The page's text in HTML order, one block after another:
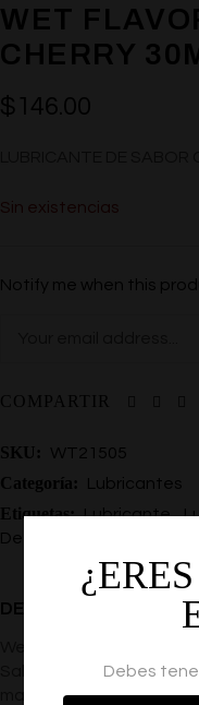
WET
CHERRY
$ 146.00
Sin existencias
Notify me when this
COMPARTIR
SKU: WT21505
Categoría: Lubricantes
Etiquetas: Lubricante,
De Sabor
DESCRIPCIÓN
Saborizada sabe igual
madura y jugosa, lista
Debes